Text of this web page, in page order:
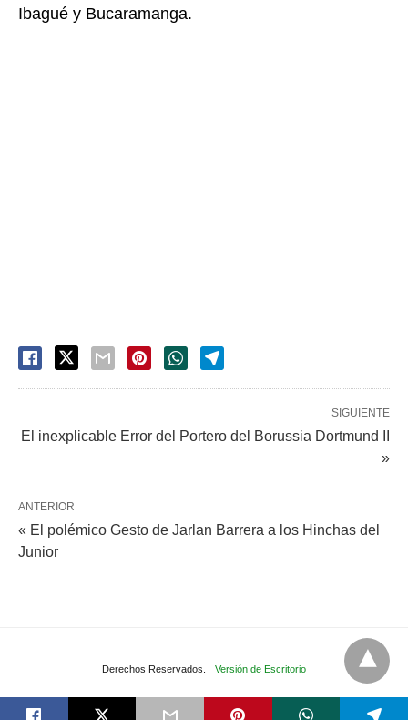
Ibagué y Bucaramanga.
SIGUIENTE
El inexplicable Error del Portero del Borussia Dortmund II
»
ANTERIOR
« El polémico Gesto de Jarlan Barrera a los Hinchas del
Junior
Derechos Reservados. Versión de Escritorio